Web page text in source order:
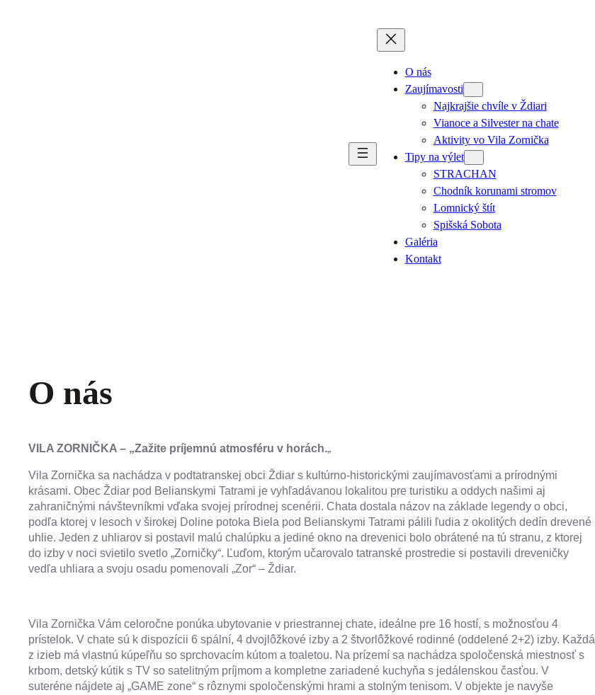
O nás
Zaujímavosti
Najkrajšie chvíle v Ždiari
Vianoce a Silvester na chate
Aktivity vo Vila Zornička
Tipy na výlet
STRACHAN
Chodník korunami stromov
Lomnický štít
Spišská Sobota
Galéria
Kontakt
O nás
VILA ZORNIČKA – „Zažite príjemnú atmosféru v horách.„
Vila Zornička sa nachádza v podtatranskej obci Ždiar s kultúrno-historickými zaujímavosťami a prírodnými
krásami. Obec Ždiar pod Belianskymi Tatrami je vyhľadávanou lokalitou pre turistiku a oddych našimi aj
zahraničnými návštevníkmi vďaka svojej prírodnej scenérii. Chata dostala názov na základe legendy o obci,
podľa ktorej v lesoch v širokej Doline potoka Biela pod Belianskymi Tatrami pálili ľudia z okolitých dedín drevené
uhlie. Jeden z uhliarov si postavil malú chalúpku a jediné okno na drevenici bolo obrátené na tú stranu, z ktorej
do izby v noci svietilo svetlo „Zorničky“. Ľuďom, ktorým učarovalo tatranské prostredie si postavili dreveničky
vedľa uhliara a svoju osadu pomenovali „Zor“ – Ždiar.
Vila Zornička Vám celoročne ponúka ubytovanie v priestrannej chate, ideálne pre 16 hostí, s možnosťou 4
prístelok. V chate sú k dispozícii 6 spální, 4 dvojlôžkové izby a 2 štvorlôžkové rodinné (oddelené 2+2) izby. Každá
z izieb má vlastnú kúpeľňu so sprchovacím kútom a toaletou. Na prízemí sa nachádza spoločenská miestnosť s
krbom, detský kútik s TV so satelitným príjmom a kompletne zariadené kuchyňa s jedálenskou časťou. V
suteréne nájdete aj „GAME zone“ s rôznymi spoločenskými hrami a stolným tenisom. V objekte je navyše